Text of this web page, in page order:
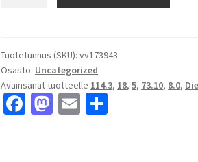
5x114.3
ET45
keskireikä:73.10
määrä
Tuotetunnus (SKU):vv173943
Osasto: Uncategorized
Avainsanat tuotteelle 114.3, 18,5, 73.10, 8.0,
Fa M E